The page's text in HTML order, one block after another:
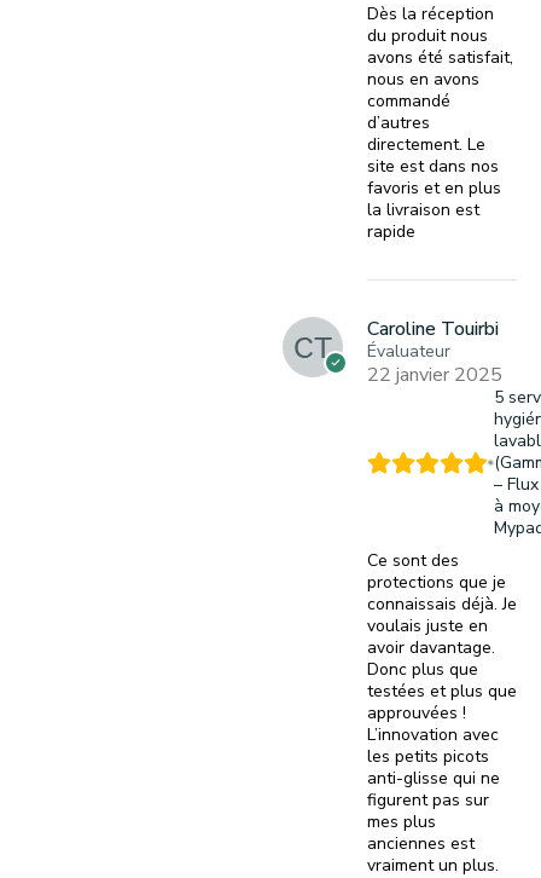
Dès la réception
du produit nous
avons été satisfait,
nous en avons
commandé
d’autres
directement. Le
site est dans nos
favoris et en plus
la livraison est
rapide
Caroline Touirbi
Évaluateur
22 janvier 2025
5
–
à
Ce sont des
protections que je
connaissais déjà. Je
voulais juste en
avoir davantage.
Donc plus que
testées et plus que
approuvées !
L’innovation avec
les petits picots
anti-glisse qui ne
figurent pas sur
mes plus
anciennes est
vraiment un plus.